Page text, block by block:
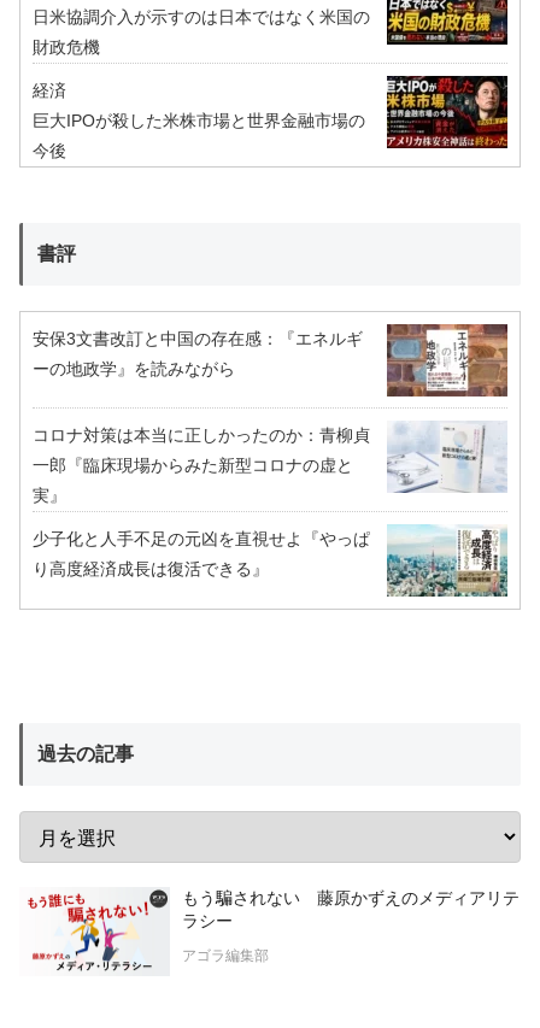
日米協調介入が示すのは日本ではなく米国の
財政危機
経済
巨大IPOが殺した米株市場と世界金融市場の
今後
書評
安保3文書改訂と中国の存在感：『エネルギ
ーの地政学』を読みながら
コロナ対策は本当に正しかったのか：青柳貞
一郎『臨床現場からみた新型コロナの虚と
実』
少子化と人手不足の元凶を直視せよ『やっぱ
り高度経済成長は復活できる』
過去の記事
もう騙されない 藤原かずえのメディアリテ
ラシー
アゴラ編集部